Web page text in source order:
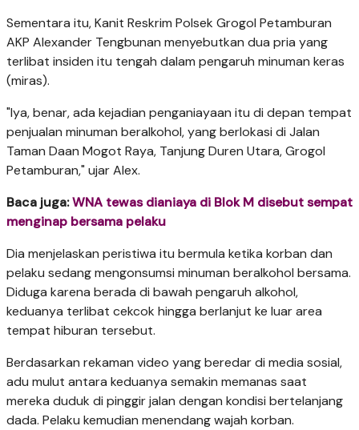
Sementara itu, Kanit Reskrim Polsek Grogol Petamburan
AKP Alexander Tengbunan menyebutkan dua pria yang
terlibat insiden itu tengah dalam pengaruh minuman keras
(miras).
"Iya, benar, ada kejadian penganiayaan itu di depan tempat
penjualan minuman beralkohol, yang berlokasi di Jalan
Taman Daan Mogot Raya, Tanjung Duren Utara, Grogol
Petamburan," ujar Alex.
Baca juga:WNA tewas dianiaya di Blok M disebut sempat
menginap bersama pelaku
Dia menjelaskan peristiwa itu bermula ketika korban dan
pelaku sedang mengonsumsi minuman beralkohol bersama.
Diduga karena berada di bawah pengaruh alkohol,
keduanya terlibat cekcok hingga berlanjut ke luar area
tempat hiburan tersebut.
Berdasarkan rekaman video yang beredar di media sosial,
adu mulut antara keduanya semakin memanas saat
mereka duduk di pinggir jalan dengan kondisi bertelanjang
dada. Pelaku kemudian menendang wajah korban.